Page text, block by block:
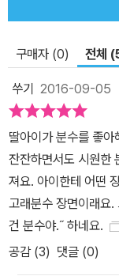
구매자 (0) 전체
쑤기 2016-09-05
딸아이가 분수를 좋
잔잔하면서도 시원한
져요. 아이한테 어떤
고래분수 장면이래요.
건 분수야.˝ 하네요.
공감 (3) 댓글 (0)